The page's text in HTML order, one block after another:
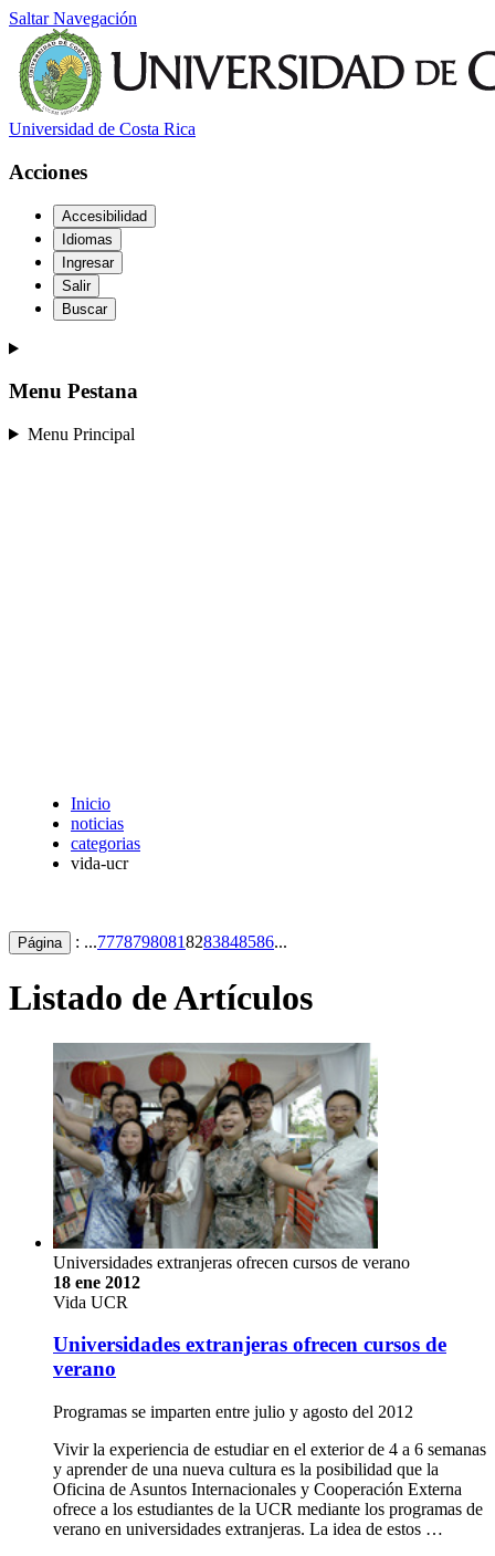
Saltar Navegación
Universidad de Costa Rica
Acciones
Accesibilidad
Idiomas
Ingresar
Salir
Buscar
Menu Pestana
Menu Principal
Inicio
noticias
categorias
vida-ucr
Página : ...77787980818283848586...
Listado de Artículos
Universidades extranjeras ofrecen cursos de verano
18 ene 2012
Vida UCR
Universidades extranjeras ofrecen cursos de
verano
Programas se imparten entre julio y agosto del 2012
Vivir la experiencia de estudiar en el exterior de 4 a 6 semanas
y aprender de una nueva cultura es la posibilidad que la
Oficina de Asuntos Internacionales y Cooperación Externa
ofrece a los estudiantes de la UCR mediante los programas de
verano en universidades extranjeras. La idea de estos …